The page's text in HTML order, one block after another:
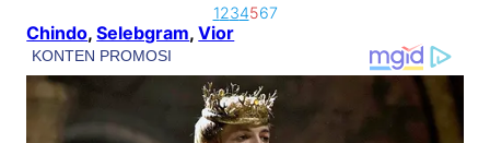
1234567
Chindo, Selebgram, Vior